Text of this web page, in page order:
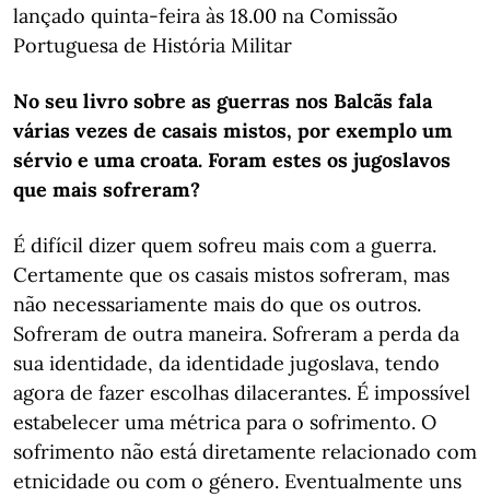
lançado quinta-feira às 18.00 na Comissão
Portuguesa de História Militar
No seu livro sobre as guerras nos Balcãs fala
várias vezes de casais mistos, por exemplo um
sérvio e uma croata. Foram estes os jugoslavos
que mais sofreram?
É difícil dizer quem sofreu mais com a guerra.
Certamente que os casais mistos sofreram, mas
não necessariamente mais do que os outros.
Sofreram de outra maneira. Sofreram a perda da
sua identidade, da identidade jugoslava, tendo
agora de fazer escolhas dilacerantes. É impossível
estabelecer uma métrica para o sofrimento. O
sofrimento não está diretamente relacionado com
etnicidade ou com o género. Eventualmente uns